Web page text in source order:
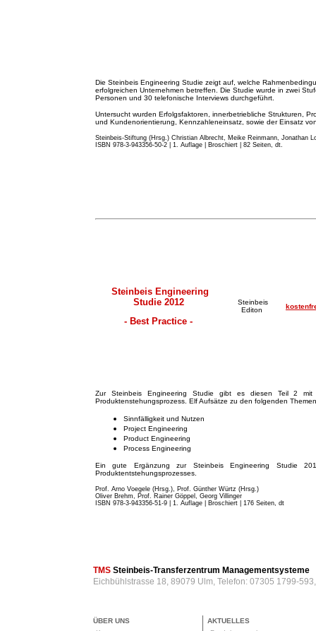
Die Steinbeis Engineering Studie zeigt auf, welche
erfolgreichen Unternehmen betreffen. Die Studie wurde in zwei
Personen und 30 telefonische Interviews durchgeführt.
Untersucht wurden Erfolgsfaktoren, innerbetriebliche Strukturen,
und Kundenorientierung, Kennzahleneinsatz, sowie der Einsatz
Steinbeis-Stiftung (Hrsg.) Christian Albrecht, Meike Reinmann, Jonathan
ISBN 978-3-943356-50-2 | 1. Auflage | Broschiert | 82 Seiten, dt.
Steinbeis Engineering
Studie 2012
- Best Practice -
Steinbeis
Editon
Zur Steinbeis Engineering Studie gibt es diesen Teil 2 mit
Produktenstehungsprozess. Elf Aufsätze zu den folgenden
Sinnfälligkeit und Nutzen
Project Engineering
Product Engineering
Process Engineering
Ein gute Ergänzung zur Steinbeis Engineering Studie
Produktentstehungsprozesses.
Prof. Arno Voegele (Hrsg.), Prof. Günther Würtz (Hrsg.)
Oliver Brehm, Prof. Rainer Göppel, Georg Villinger
ISBN 978-3-943356-51-9 | 1. Auflage | Broschiert
| 176 Seiten, dt
TMS Steinbeis-Transferzentrum Managementsysteme
Eichbühlstrasse 18, 89079 Ulm, Telefon: 07305 1799-
ÜBER UNS
AKTUELLES